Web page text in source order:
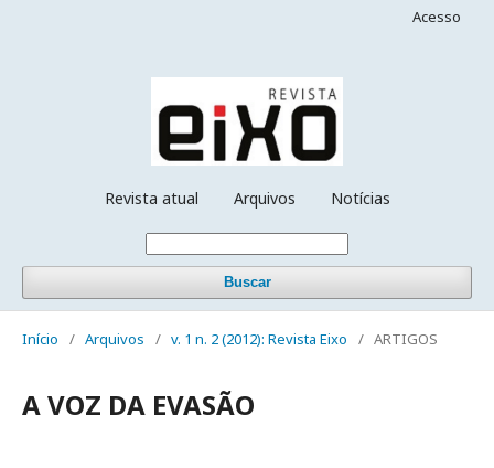
Revista atual Arquivos Notícias
Buscar
Acesso
Início / Arquivos / v. 1 n. 2 (2012): Revista Eixo / ARTIGOS
A VOZ DA EVASÃO